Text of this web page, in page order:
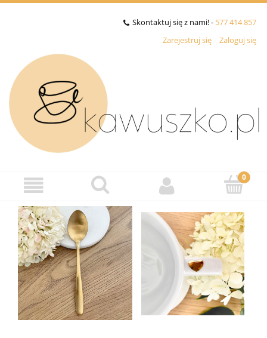
Skontaktuj się z nami! - 577 414 857
Zarejestruj się
Zaloguj się